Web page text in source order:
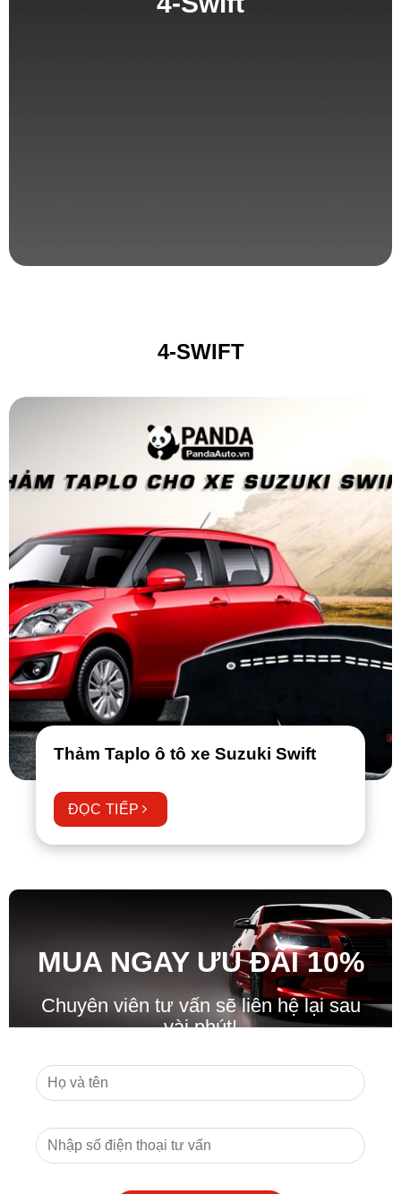
4-SWIFT
Thảm Taplo ô tô xe Suzuki Swift
ĐỌC TIẾP
MUA NGAY ƯU ĐÃI10%
Chuyên viên tư vấn sẽ liên hệ lại sau
vài phút!